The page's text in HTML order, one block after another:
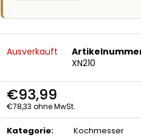
Ausverkauft
XN210
€93,99
€78,33 ohne MwSt.
Verkaufspreis:
Kategorie:
Kochmesser